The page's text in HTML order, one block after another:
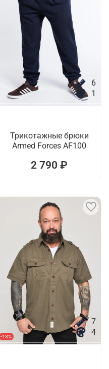
6
1
Трикотажные брюки
Armed Forces AF100
2 790 ₽
-13%
7
4